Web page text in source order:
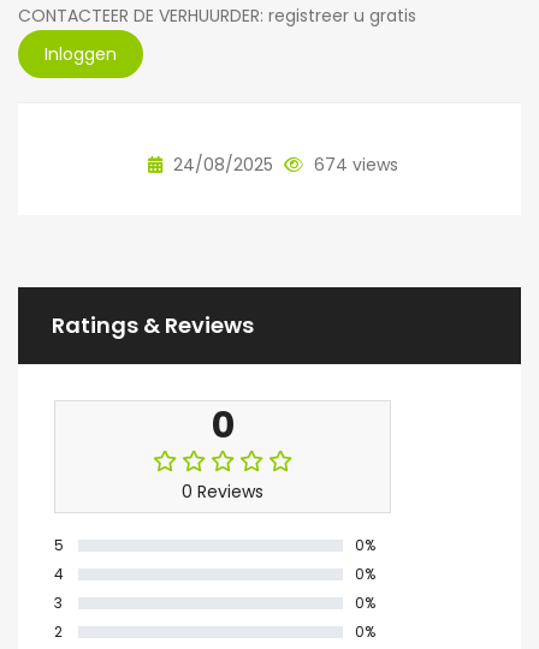
CONTACTEER DE VERHUURDER: registreer u gratis
Inloggen
24/08/2025 674 views
Ratings & Reviews
0
0 Reviews
5
0%
4
0%
3
0%
2
0%